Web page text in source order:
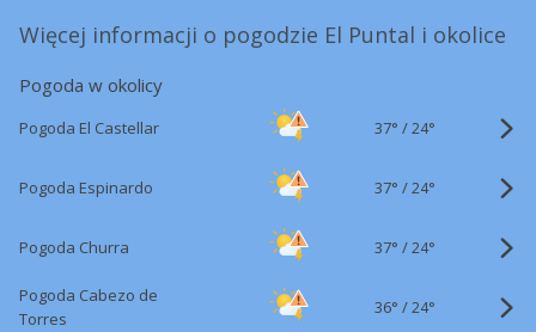
Więcej informacji o pogodzie El Puntal i okolice
Pogoda w okolicy
Pogoda El Castellar 37° /24°
Pogoda Espinardo 37° /24°
Pogoda Churra 37° /24°
Pogoda Cabezo de
Torres
36° /24°